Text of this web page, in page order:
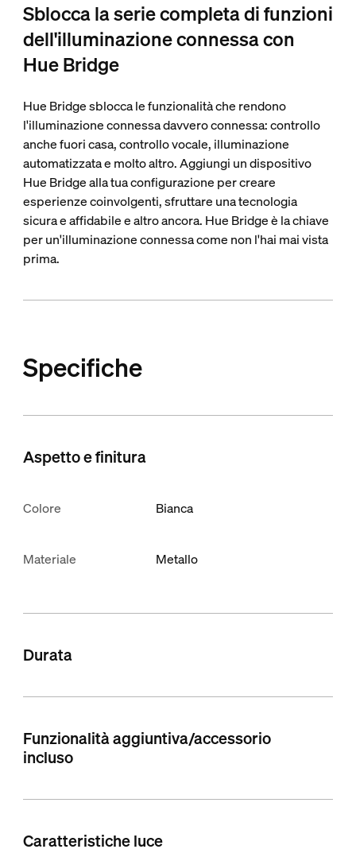
Sblocca la serie completa di funzioni
dell'illuminazione connessa con
Hue Bridge
Hue Bridge sblocca le funzionalità che rendono
l'illuminazione connessa davvero connessa: controllo
anche fuori casa, controllo vocale, illuminazione
automatizzata e molto altro. Aggiungi un dispositivo
Hue Bridge alla tua configurazione per creare
esperienze coinvolgenti, sfruttare una tecnologia
sicura e affidabile e altro ancora. Hue Bridge è la chiave
per un'illuminazione connessa come non l'hai mai vista
prima.
Specifiche
Aspetto e finitura
Colore Bianca
Materiale Metallo
Durata
Funzionalità aggiuntiva/accessorio
incluso
Caratteristiche luce